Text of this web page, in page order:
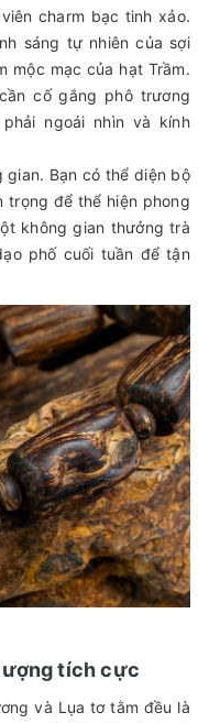
charm bạc tinh xảo.
sáng tự nhiên của sợi
mộc mạc của hạt Trầm.
cố gắng phô trương
ngoái nhìn và kính
gian. Bạn có thể diện bộ
trọng để thể hiện phong
không gian thưởng trà
phố cuối tuần để tận
tích cực
và Lụa tơ tằm đều là